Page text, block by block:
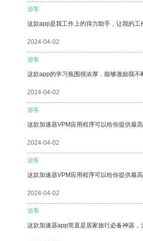
游客
这款app是我工作上的得力助手，让我的工
2024-04-02
游客
这款app的学习氛围很浓厚，能够激励我不
2024-04-02
游客
这款加速器VPM应用程序可以给你提供最
2024-04-02
游客
这款加速器VPM应用程序可以给你提供最
2024-04-02
游客
这款加速器app简直是居家旅行必备神器